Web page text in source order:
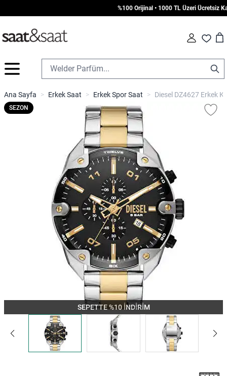
%100 Orijinal • 1000 TL Üzeri Ücretsiz
Fav Cart
İçeriğe geç
Ana Sayfa > Erkek Saat > Erkek Spor Saat > Diesel DZ4627 Erkek
SEPETTE %10 İNDİRİM
SEZON